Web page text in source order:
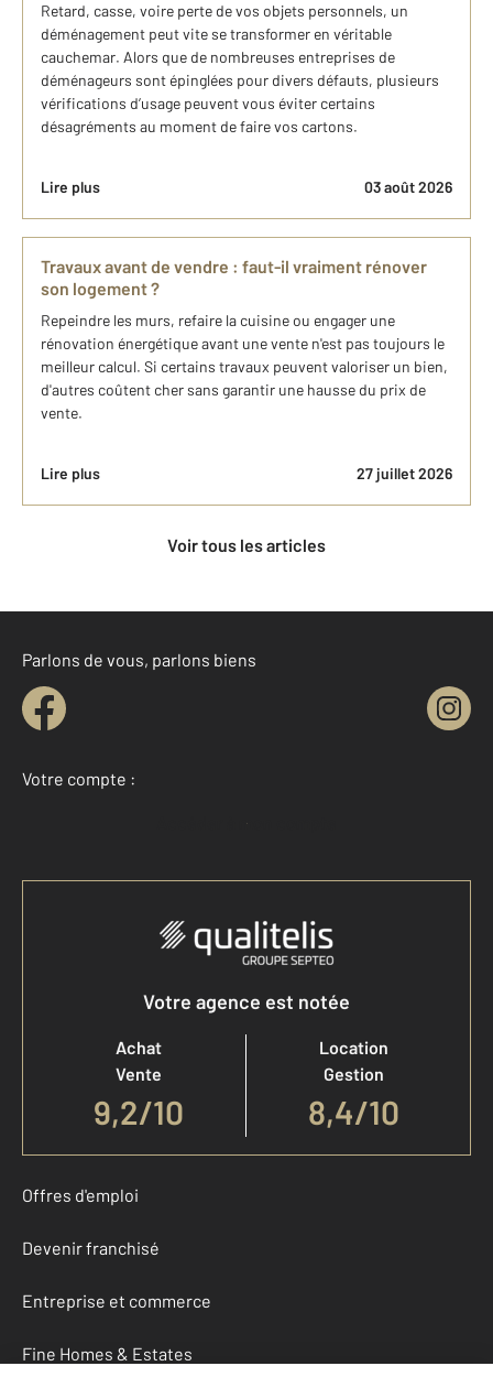
Retard, casse, voire perte de vos objets personnels, un
déménagement peut vite se transformer en véritable
cauchemar. Alors que de nombreuses entreprises de
déménageurs sont épinglées pour divers défauts, plusieurs
vérifications d’usage peuvent vous éviter certains
désagréments au moment de faire vos cartons.
Lire plus 03 août 2026
Travaux avant de vendre : faut-il vraiment rénover
son logement ?
Repeindre les murs, refaire la cuisine ou engager une
rénovation énergétique avant une vente n'est pas toujours le
meilleur calcul. Si certains travaux peuvent valoriser un bien,
d'autres coûtent cher sans garantir une hausse du prix de
vente.
Lire plus 27 juillet 2026
Voir tous les articles
Parlons de vous, parlons biens
Votre compte :
Accéder à mon compte
Votre agence est notée
Achat
Vente
9,2/10
Location
Gestion
8,4/10
Offres d'emploi
Devenir franchisé
Entreprise et commerce
Fine Homes & Estates